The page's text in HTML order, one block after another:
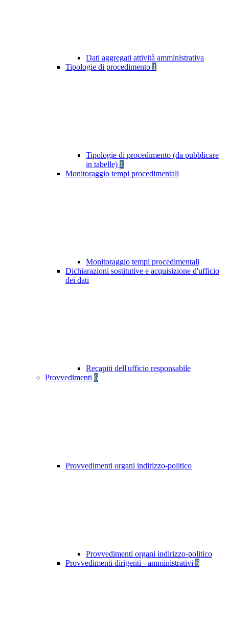
Dati aggregati attività amministrativa
Tipologie di procedimento 1
Tipologie di procedimento (da pubblicare
in tabelle) 1
Monitoraggio tempi procedimentali
Monitoraggio tempi procedimentali
Dichiarazioni sostitutive e acquisizione d'ufficio
dei dati
Recapiti dell'ufficio responsabile
Provvedimenti 6
Provvedimenti organi indirizzo-politico
Provvedimenti organi indirizzo-politico
Provvedimenti dirigenti - amministrativi 6